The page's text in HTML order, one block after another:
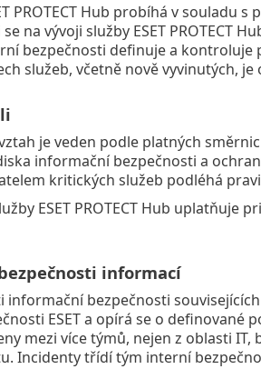
PROTECT Hub probíhá v souladu
na vývoji služby ESET PROTECT
bezpečnosti definuje a
služeb, včetně nově vyvinutých,
je veden podle platných
informační bezpečnosti a
kritických služeb podléhá
ESET PROTECT Hub
informací
bezpečnosti
ESET a opírá se o definované
mezi více týmů, nejen z oblasti
Incidenty třídí tým interní